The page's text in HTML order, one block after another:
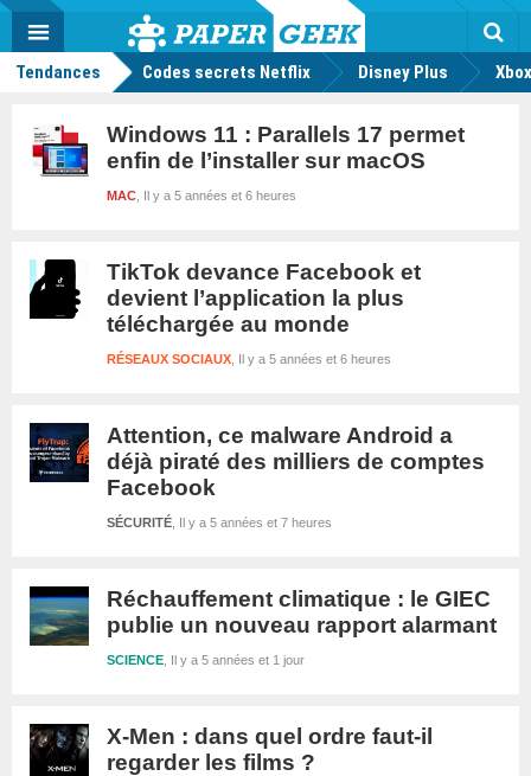
Actu
geek
MENU
Tendances Codes secrets Netflix Disney Plus
Windows 11 : Parallels 17 permet
enfin de l’installer sur macOS
Il y a 5 années et 6 heures
MAC
TikTok devance Facebook et
devient l’application la plus
téléchargée au monde
Il y a 5 années et 6 heures
RÉSEAUX SOCIAUX
Attention, ce malware Android a
déjà piraté des milliers de comptes
Facebook
Il y a 5 années et 7 heures
SÉCURITÉ
Réchauffement climatique : le GIEC
publie un nouveau rapport alarmant
Il y a 5 années et 1 jour
SCIENCE
X-Men : dans quel ordre faut-il
regarder les films ?
Mode
FacebookTwitter Youtube